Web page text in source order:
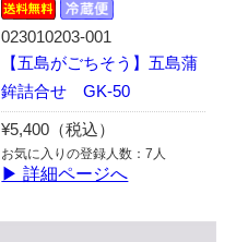
023010203-001
【五島がごちそう】五島蒲
鉾詰合せ GK-50
¥5,400（税込）
お気に入りの登録人数：7人
▶ 詳細ページへ